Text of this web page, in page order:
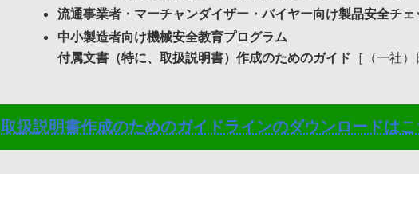
流通事業者・マーチャンダイザー・バイヤー向け製品安全チェ
中小製造者向け機械安全教育プログラム
付属文書（特に、取扱説明書）作成のためのガイド ［（一社
取扱説明書作成のためのガイドラインのダウンロードは